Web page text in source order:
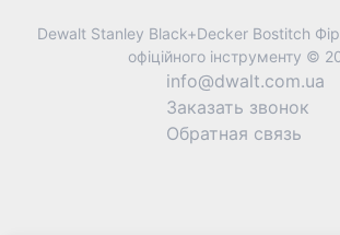
Dewalt Stanley Black+Decker Bostitch
офіційного інструменту ©
info@dwalt.com.ua
Заказать звонок
Обратная связь